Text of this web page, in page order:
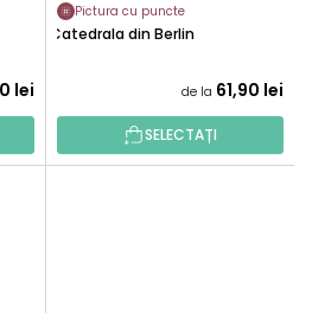
lei
Pictura cu puncte
Catedrala din Berlin
de la 61,90 lei
SELECTAȚI